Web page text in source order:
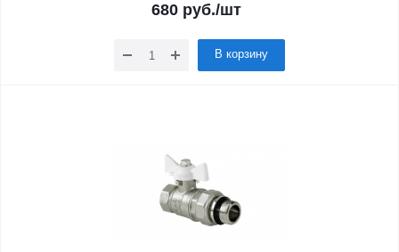
680 руб./шт
В корзину